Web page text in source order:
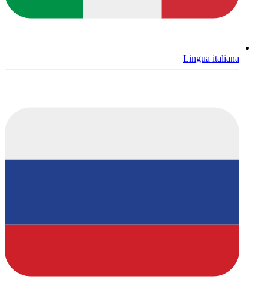
Lingua italiana